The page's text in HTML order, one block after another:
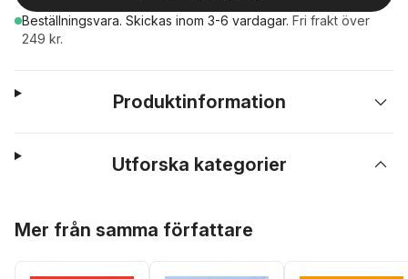
Beställningsvara. Skickas inom 3-6 vardagar. Fri frakt över
249 kr.
Produktinformation
Utforska kategorier
Mer från samma författare